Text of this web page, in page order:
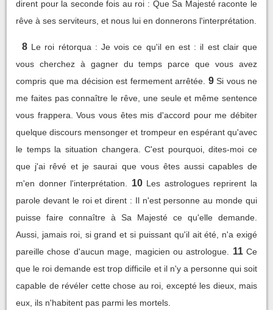
dirent pour la seconde fois au roi : Que Sa Majesté raconte le
rêve à ses serviteurs, et nous lui en donnerons l'interprétation.
8 Le roi rétorqua : Je vois ce qu'il en est : il est clair que
vous cherchez à gagner du temps parce que vous avez
compris que ma décision est fermement arrêtée. 9 Si vous ne
me faites pas connaître le rêve, une seule et même sentence
vous frappera. Vous vous êtes mis d'accord pour me débiter
quelque discours mensonger et trompeur en espérant qu'avec
le temps la situation changera. C'est pourquoi, dites-moi ce
que j'ai rêvé et je saurai que vous êtes aussi capables de
m'en donner l'interprétation.
10 Les astrologues reprirent la
parole devant le roi et dirent : Il n'est personne au monde qui
puisse faire connaître à Sa Majesté ce qu'elle demande.
Aussi, jamais roi, si grand et si puissant qu'il ait été, n'a exigé
pareille chose d'aucun mage, magicien ou astrologue.
11 Ce
que le roi demande est trop difficile et il n'y a personne qui soit
capable de révéler cette chose au roi, excepté les dieux, mais
eux, ils n'habitent pas parmi les mortels.